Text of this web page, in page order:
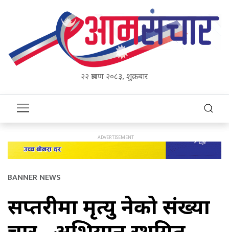
२२ श्रावण २०८३, शुक्रबार
BANNER NEWS
सप्तरीमा मृत्यु हुनेको संख्या